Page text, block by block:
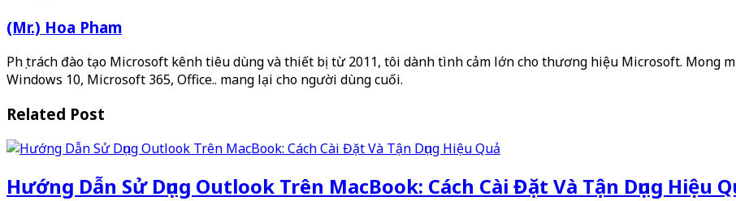
(Mr.) Hoa Pham
Phụ trách đào tạo Microsoft kênh tiêu dùng và thiết bị từ 2011, tôi dành tình cảm lớn cho thương hiệu Microsoft. Mong
Windows 10, Microsoft 365, Office.. mang lại cho người dùng cuối.
Related Post
Hướng Dẫn Sử Dụng Outlook Trên MacBook: Cách Cài Đặt Và Tận Dụng Hiệu